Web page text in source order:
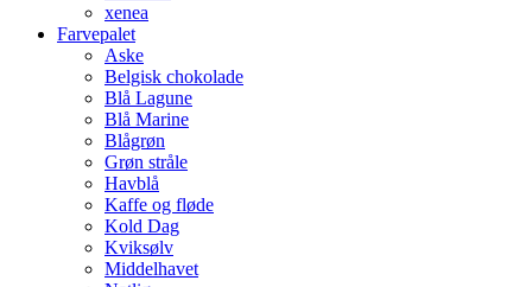
xenea
Farvepalet
Aske
Belgisk chokolade
Blå Lagune
Blå Marine
Blågrøn
Grøn stråle
Havblå
Kaffe og fløde
Kold Dag
Kviksølv
Middelhavet